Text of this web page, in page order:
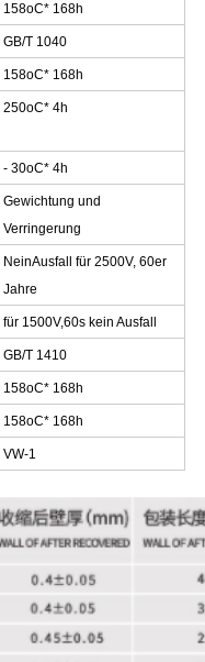
158oC* 168h
GB/T 1040
158oC* 168h
250oC* 4h
- 30oC* 4h
Gewichtung und
Verringerung
NeinAusfall für 2500V, 60er
Jahre
für 1500V,60s kein Ausfall
GB/T 1410
158oC* 168h
158oC* 168h
VW-1